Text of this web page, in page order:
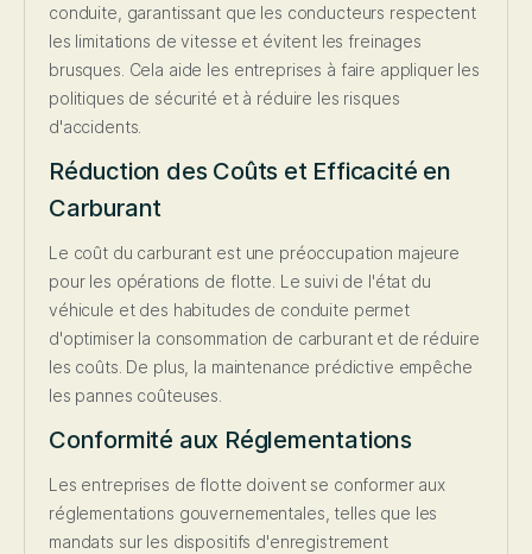
conduite, garantissant que les conducteurs respectent
les limitations de vitesse et évitent les freinages
brusques. Cela aide les entreprises à faire appliquer les
politiques de sécurité et à réduire les risques
d'accidents.
Réduction des Coûts et Efficacité en
Carburant
Le coût du carburant est une préoccupation majeure
pour les opérations de flotte. Le suivi de l'état du
véhicule et des habitudes de conduite permet
d'optimiser la consommation de carburant et de réduire
les coûts. De plus, la maintenance prédictive empêche
les pannes coûteuses.
Conformité aux Réglementations
Les entreprises de flotte doivent se conformer aux
réglementations gouvernementales, telles que les
mandats sur les dispositifs d'enregistrement